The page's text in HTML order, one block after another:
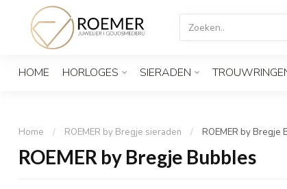
HOME HORLOGES SIERADEN
Home / ROEMER by Bregje sieraden / ROEMER by Bregje
ROEMER by Bregje Bubbles